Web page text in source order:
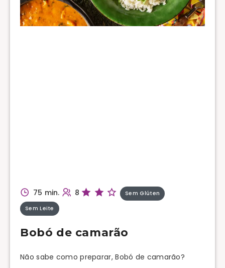
75 min. 8 Sem Glúten
Sem Leite
Bobó de camarão
Não sabe como preparar, Bobó de camarão?